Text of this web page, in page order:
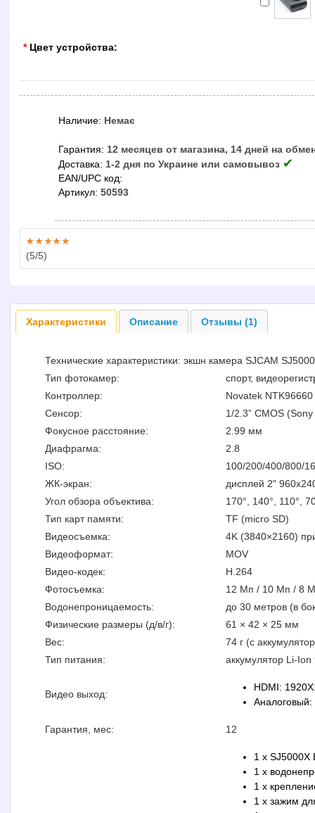
* Цвет устройства:
Наличие: Немає
Гарантия: 12 месяцев от магазина, 14 дней на
Доставка: 1-2 дня по Украине или самовывоз ✔
EAN/UPC код:
Артикул: 50593
(5/5)
Характеристики Описание Отзывы (1)
Технические характеристики: экшн камера SJCAM
Тип фотокамер:
спорт,
Контроллер:
Novatek NTK96660
Сенсор:
1/2.3” CMOS
Фокусное расстояние:
2.99 мм
Диафрагма:
2.8
ISO:
100/200/400/800/
ЖК-экран:
дисплей 2"
Угол обзора объектива:
170°, 140°, 110°,
Тип карт памяти:
TF (micro SD)
Видеосъемка:
4K (3840×2160)
Видеоформат:
MOV
Видео-кодек:
H.264
Фотосъемка:
12 Мп / 10 Мп / 8
Водонепроницаемость:
до 30 метров (в
Физические размеры (д/в/г):
61 × 42 × 25 мм
Вес:
74 г (с
Тип питания:
аккумулятор Li-
Видео выход:
HDMI:
Аналоговый:
Гарантия, мес: 12
1 x SJ5000X
1 x
1 x
1 x зажим